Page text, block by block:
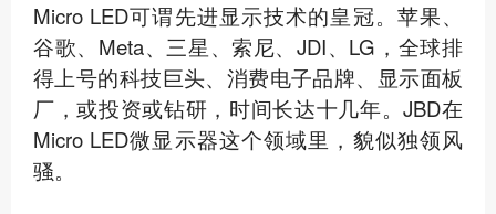
Micro LED可谓先进显示技术的皇冠。苹果、
谷歌、Meta、三星、索尼、JDI、LG，全球排
得上号的科技巨头、消费电子品牌、显示面板
厂，或投资或钻研，时间长达十几年。JBD在
Micro LED微显示器这个领域里，貌似独领风
骚。